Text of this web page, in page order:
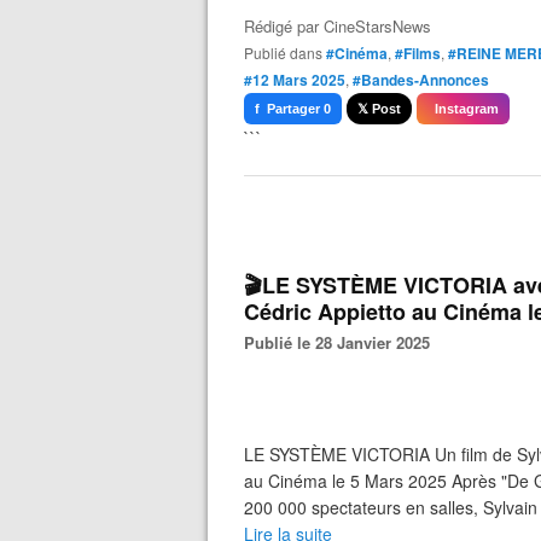
Rédigé parCineStarsNews
Publié dans#Cinéma, #Films, #REINE
#12 Mars 2025, #Bandes-Annonces
f Partager 0 𝕏 Post Instagram
```
🎬LE SYSTÈME VICTORIA
Cédric Appietto au Cinéma
Publié le 28 Janvier 2025
LE SYSTÈME VICTORIA Un film de
au Cinéma le 5 Mars 2025 Après "De
200 000 spectateurs en salles,
Lire la suite